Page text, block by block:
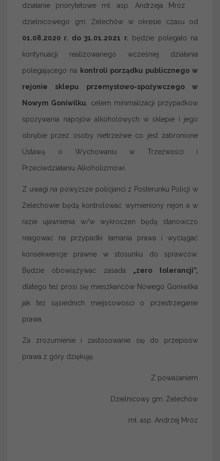
działanie priorytetowe mł. asp. Andrzeja Mróz
dzielnicowego gm. Żelechów w okresie czasu od
01.08.2020 r. do 31.01.2021 r. będzie polegało na
kontynuacji realizowanego wcześniej działania
polegającego na kontroli porządku publicznego w
rejonie sklepu przemysłowo-spożywczego w
Nowym Goniwilku , celem minimalizacji przypadków
spożywania napojów alkoholowych w sklepie i jego
obrębie przez osoby nietrzeźwe co jest zabronione
Ustawą o Wychowaniu w Trzeźwości i
Przeciwdziałaniu Alkoholizmowi.
Z uwagi na powyższe policjanci z Posterunku Policji w
Żelechowie będą kontrolować wymieniony rejon a w
razie ujawnienia w/w wykroczeń będą stanowczo
reagować na przypadki łamania prawa i wyciągać
konsekwencje prawne w stosunku do sprawców.
Będzie obowiązywać zasada „zero tolerancji”,
dlatego też prosi się mieszkańców Nowego Goniwilka
jak też sąsiednich miejscowości o przestrzeganie
prawa.
Za zrozumienie i zastosowanie się do przepisów
prawa z góry dziękuję.
Z poważaniem
Dzielnicowy gm. Żelechów
mł. asp. Andrzej Mróz